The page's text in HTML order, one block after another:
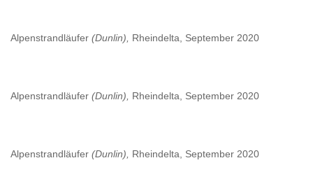
Alpenstrandläufer (Dunlin), Rheindelta, September 2020
Alpenstrandläufer (Dunlin), Rheindelta, September 2020
Alpenstrandläufer (Dunlin), Rheindelta, September 2020